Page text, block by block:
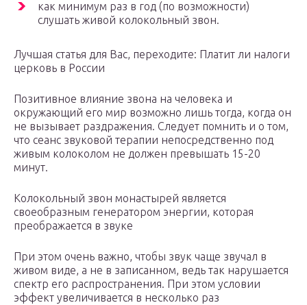
как минимум раз в год (по возможности)
слушать живой колокольный звон.
Лучшая статья для Вас, переходите: Платит ли налоги
церковь в России
Позитивное влияние звона на человека и
окружающий его мир возможно лишь тогда, когда он
не вызывает раздражения. Следует помнить и о том,
что сеанс звуковой терапии непосредственно под
живым колоколом не должен превышать 15-20
минут.
Колокольный звон монастырей является
своеобразным генератором энергии, которая
преображается в звуке
При этом очень важно, чтобы звук чаще звучал в
живом виде, а не в записанном, ведь так нарушается
спектр его распространения. При этом условии
эффект увеличивается в несколько раз